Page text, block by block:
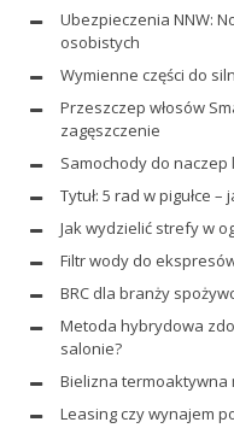
Ubezpieczenia NNW:
osobistych
Wymienne części do
Przeszczep włosów
zagęszczenie
Samochody do naczep
Tytuł: 5 rad w pigułce
Jak wydzielić strefy w
Filtr wody do
BRC dla branży
Metoda hybrydowa
salonie?
Bielizna termoaktywna
Leasing czy wynajem